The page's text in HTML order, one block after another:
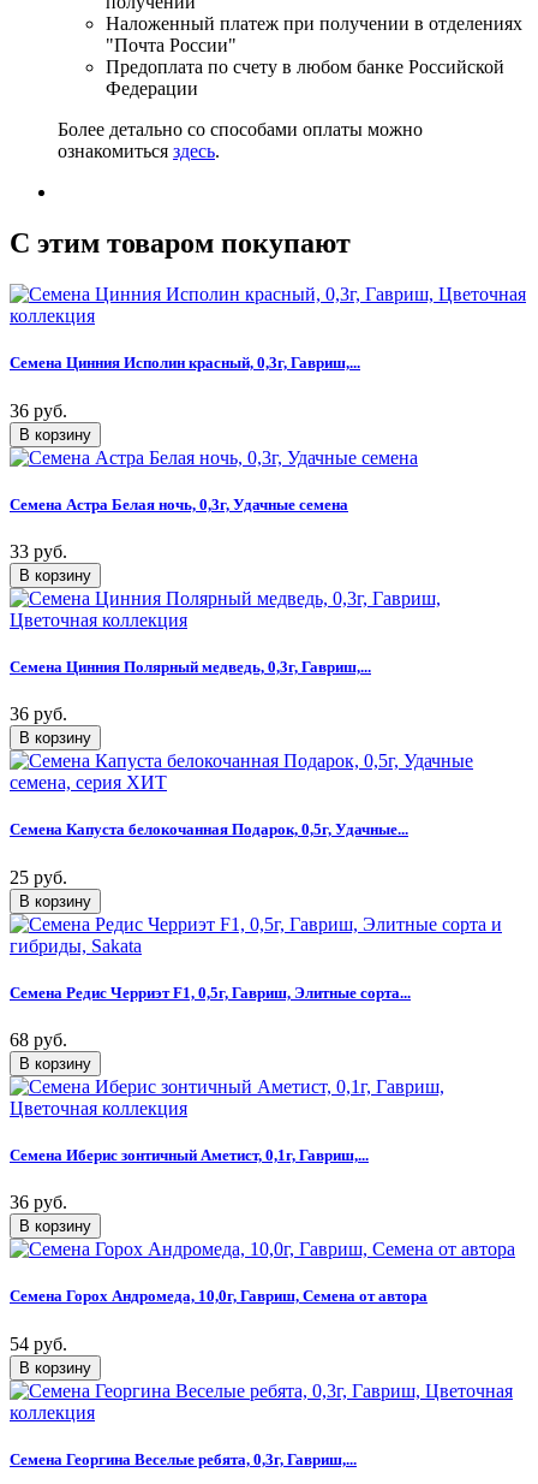
Наложенный платеж при получении в отделениях
"Почта России"
Предоплата по счету в любом банке Российской
Федерации
Более детально со способами оплаты можно
ознакомиться здесь.
C этим товаром покупают
Семена Цинния Исполин красный, 0,3г, Гавриш,...
36 руб.
Семена Астра Белая ночь, 0,3г, Удачные семена
33 руб.
Семена Цинния Полярный медведь, 0,3г, Гавриш,...
36 руб.
Семена Капуста белокочанная Подарок, 0,5г, Удачные...
25 руб.
Семена Редис Черриэт F1, 0,5г, Гавриш, Элитные сорта...
68 руб.
Семена Иберис зонтичный Аметист, 0,1г, Гавриш,...
36 руб.
Семена Горох Андромеда, 10,0г, Гавриш, Семена от автора
54 руб.
Семена Георгина Веселые ребята, 0,3г, Гавриш,...